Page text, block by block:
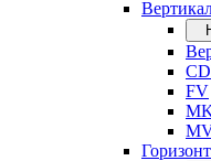
FV